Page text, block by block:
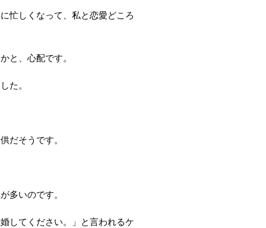
忙しくなって、私と恋愛どころ
と、心配です。
た。
だそうです。
多いのです。
してください。」と言われるケ